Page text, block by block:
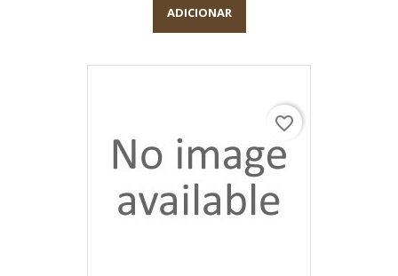
ADICIONAR
favorite_border